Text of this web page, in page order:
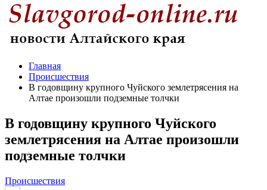
Главная
Происшествия
В годовщину крупного Чуйского землетрясения на
Алтае произошли подземные толчки
В годовщину крупного Чуйского
землетрясения на Алтае произошли
подземные толчки
Происшествия